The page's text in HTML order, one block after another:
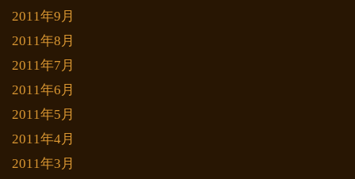
2011年9月
2011年8月
2011年7月
2011年6月
2011年5月
2011年4月
2011年3月